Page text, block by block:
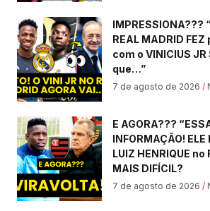
IMPRESSIONA???
REAL MADRID FEZ
com o VINICIUS JR
que…”
7 de agosto de 2026
E AGORA???
INFORMAÇÃO!
LUIZ HENRIQUE no
MAIS DIFÍCIL?
7 de agosto de 2026